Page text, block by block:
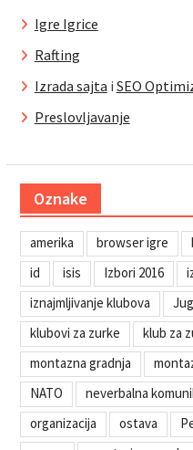
Igre Igrice
Rafting
Izrada sajta i SEO
Preslovljavanje
Oznake
amerika browser igre
id
isis Izbori 2016
iznajmljivanje klubova
klubovi za zurke
klub za
montazna gradnja
NATO
neverbalna
organizacija
ostava